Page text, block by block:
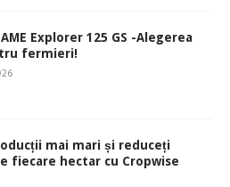
Explorer 125 GS -Alegerea
fermieri!
mai mari și reduceți
fiecare hectar cu Cropwise